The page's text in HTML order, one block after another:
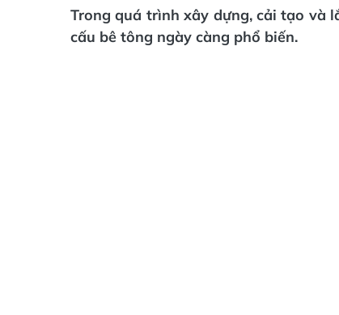
Trong quá trình xây dựng, cải tạo và
cấu bê tông ngày càng phổ biến.